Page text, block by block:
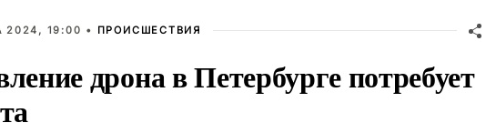
2024, 19:00 • ПРОИСШЕСТВИЯ
дрона в Петербурге потребует